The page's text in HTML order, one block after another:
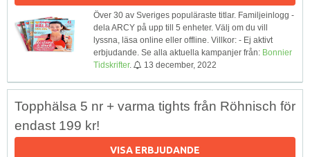
Över 30 av Sveriges populäraste titlar. Familjeinlogg -
dela ARCY på upp till 5 enheter. Välj om du vill
lyssna, läsa online eller offline. Villkor: - Ej aktivt
erbjudande. Se alla aktuella kampanjer från: Bonnier
Tidskrifter. 13 december, 2022
Topphälsa 5 nr + varma tights från Röhnisch för
endast 199 kr!
VISA ERBJUDANDE